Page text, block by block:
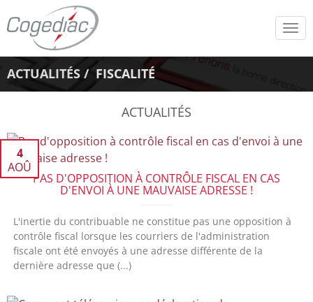
ACTUALITÉS FISCALITÉ
ACTUALITÉS
PAS D'OPPOSITION À CONTRÔLE FISCAL EN CAS
D'ENVOI À UNE MAUVAISE ADRESSE !
4
AOÛ
L'inertie du contribuable ne constitue pas une opposition à
contrôle fiscal lorsque les courriers de l'administration
fiscale ont été envoyés à une adresse différente de la
dernière adresse que (...)